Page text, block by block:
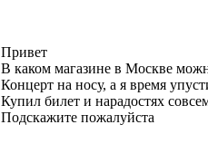
Привет
В каком магазине в Москве
Концерт на носу, а я время
Купил билет и нарадостях
Подскажите пожалуйста